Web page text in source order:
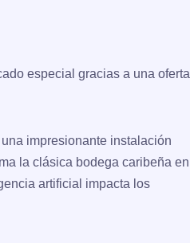
especial gracias a una oferta
una impresionante instalación
la clásica bodega caribeña en
artificial impacta los